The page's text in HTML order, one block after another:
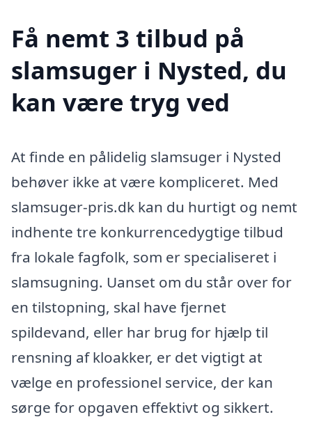
Få nemt 3 tilbud på
slamsuger i Nysted, du
kan være tryg ved
At finde en pålidelig slamsuger i Nysted
behøver ikke at være kompliceret. Med
slamsuger-pris.dk kan du hurtigt og nemt
indhente tre konkurrencedygtige tilbud
fra lokale fagfolk, som er specialiseret i
slamsugning. Uanset om du står over for
en tilstopning, skal have fjernet
spildevand, eller har brug for hjælp til
rensning af kloakker, er det vigtigt at
vælge en professionel service, der kan
sørge for opgaven effektivt og sikkert.